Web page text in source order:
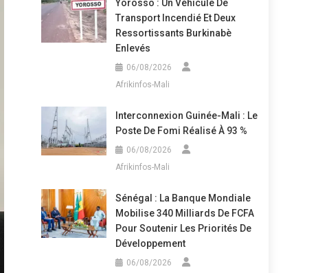
Yorosso : Un Véhicule De
Transport Incendié Et Deux
Ressortissants Burkinabè
Enlevés
06/08/2026
Afrikinfos-Mali
Interconnexion Guinée-Mali : Le
Poste De Fomi Réalisé À 93 %
06/08/2026
Afrikinfos-Mali
Sénégal : La Banque Mondiale
Mobilise 340 Milliards De FCFA
Pour Soutenir Les Priorités De
Développement
06/08/2026